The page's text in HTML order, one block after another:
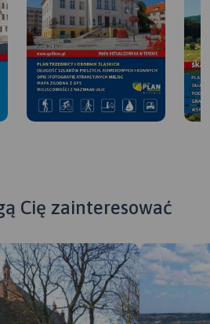
Cię zainteresować